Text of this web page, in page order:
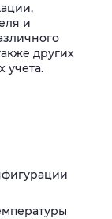
и
других
учета.